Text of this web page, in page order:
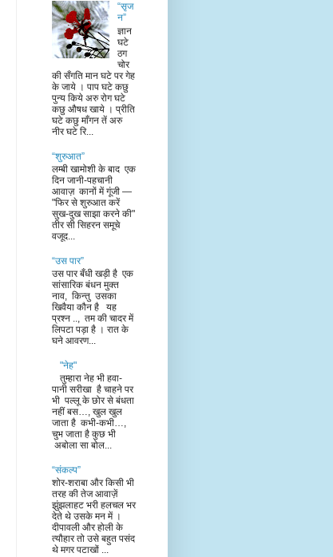
“सृज
न”
ज्ञान
घटे
ठग
चोर
की सँगति मान घटे पर गेह
के जाये । पाप घटे कछु
पुन्य किये अरु रोग घटे
कछु औषध खाये । प्रीति
घटे कछु माँगन तें अरु
नीर घटे रि...
“शुरुआत”
लम्बी खामोशी के बाद एक
दिन जानी-पहचानी
आवाज़ कानों में गूंजी —
"फिर से शुरुआत करें
सुख-दुख साझा करने की"
तीर सी सिहरन समूचे
वजूद...
“उस पार”
उस पार बँधी खड़ी है एक
सांसारिक बंधन मुक्त
नाव, किन्तु उसका
खिवैया कौन है यह
प्रश्न .., तम की चादर में
लिपटा पड़ा है । रात के
घने आवरण...
"नेह"
तुम्हारा नेह भी हवा-
पानी सरीखा है चाहने पर
भी पल्लू के छोर से बंधता
नहीं बस…, खुल खुल
जाता है कभी-कभी…,
चुभ जाता है कुछ भी
अबोला सा बोल...
“संकल्प”
शोर-शराबा और किसी भी
तरह की तेज आवाज़ें
झुंझलाहट भरी हलचल भर
देते थे उसके मन में ।
दीपावली और होली के
त्यौहार तो उसे बहुत पसंद
थे मगर पटाखों ...